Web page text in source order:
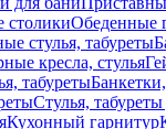
столикиОбеденные
стулья, табуреты
кресла, стулья
табуреты
Стулья,
Кухонный гарнитур